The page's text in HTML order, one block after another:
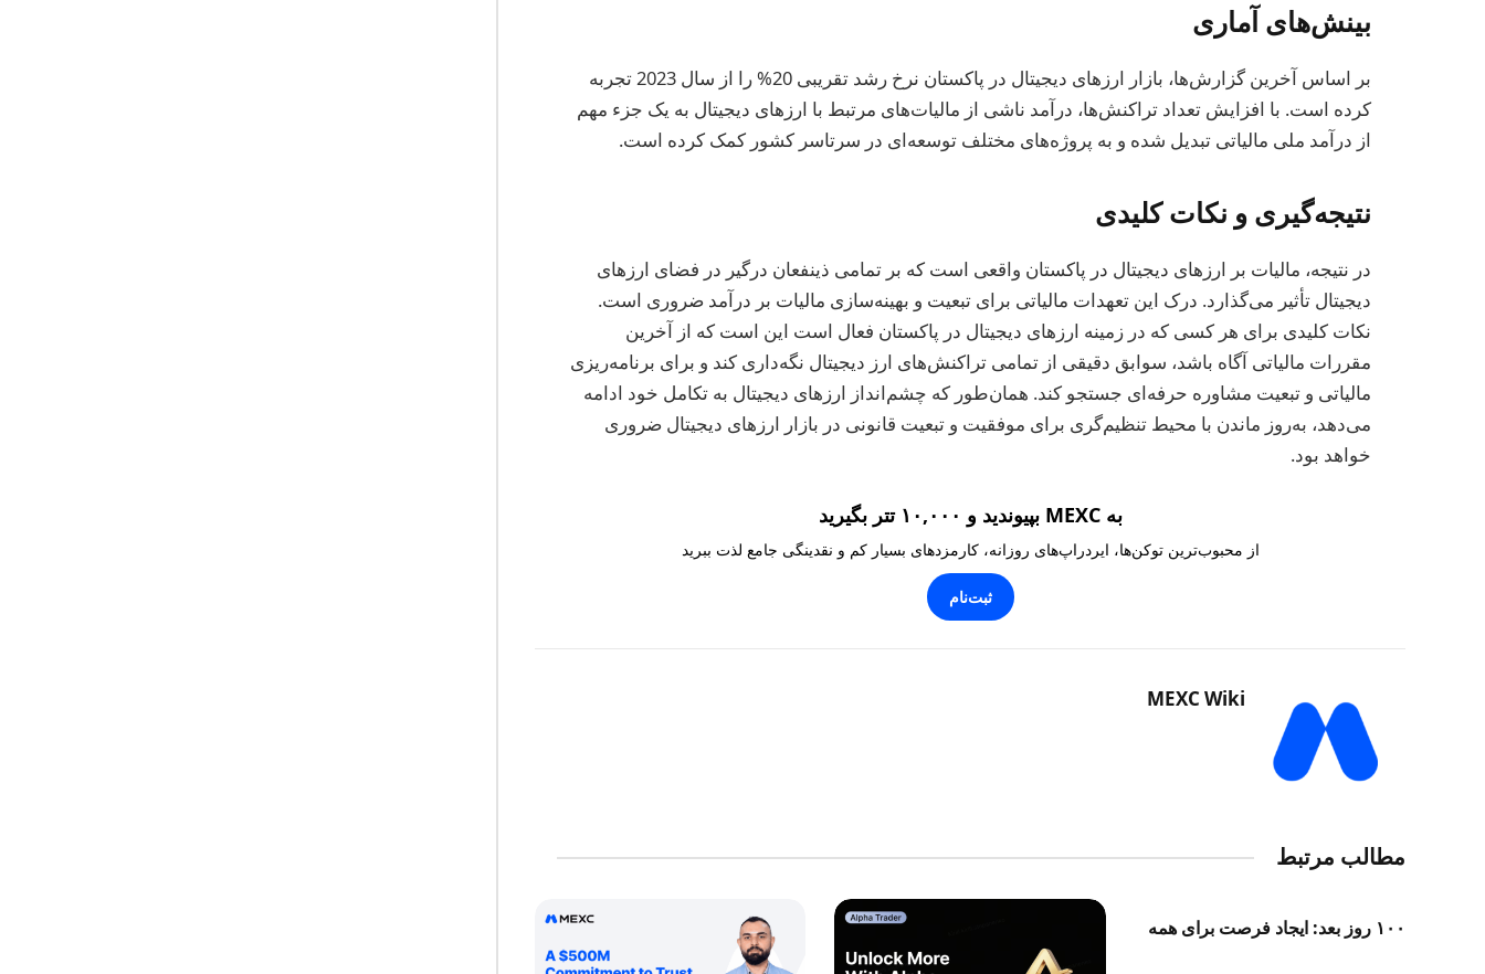
بینش‌های آماری
بر اساس آخرین گزارش‌ها، بازار ارزهای دیجیتال در پاکستان نرخ رشد تقریبی 20% را از سال 2023 تجربه
کرده است. با افزایش تعداد تراکنش‌ها، درآمد ناشی از مالیات‌های مرتبط با ارزهای دیجیتال به یک جزء مهم
از درآمد ملی مالیاتی تبدیل شده و به پروژه‌های مختلف توسعه‌ای در سرتاسر کشور کمک کرده است.
نتیجه‌گیری و نکات کلیدی
در نتیجه، مالیات بر ارزهای دیجیتال در پاکستان واقعی است که بر تمامی ذینفعان درگیر در فضای ارزهای
دیجیتال تأثیر می‌گذارد. درک این تعهدات مالیاتی برای تبعیت و بهینه‌سازی مالیات بر درآمد ضروری است.
نکات کلیدی برای هر کسی که در زمینه ارزهای دیجیتال در پاکستان فعال است این است که از آخرین
مقررات مالیاتی آگاه باشد، سوابق دقیقی از تمامی تراکنش‌های ارز دیجیتال نگه‌داری کند و برای برنامه‌ریزی
مالیاتی و تبعیت مشاوره حرفه‌ای جستجو کند. همان‌طور که چشم‌انداز ارزهای دیجیتال به تکامل خود ادامه
می‌دهد، به‌روز ماندن با محیط تنظیم‌گری برای موفقیت و تبعیت قانونی در بازار ارزهای دیجیتال ضروری
خواهد بود.
به MEXC بپیوندید و ۱۰,۰۰۰ تتر بگیرید
از محبوب‌ترین توکن‌ها، ایردراپ‌های روزانه، کارمزدهای بسیار کم و نقدینگی جامع لذت ببرید
ثبت‌نام
MEXC Wiki
مطالب مرتبط
۱۰۰ روز بعد: ایجاد فرصت برای همه